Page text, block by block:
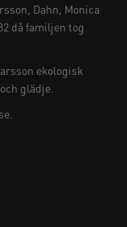
Dahn, Monica
då familjen tog
ekologisk
glädje.